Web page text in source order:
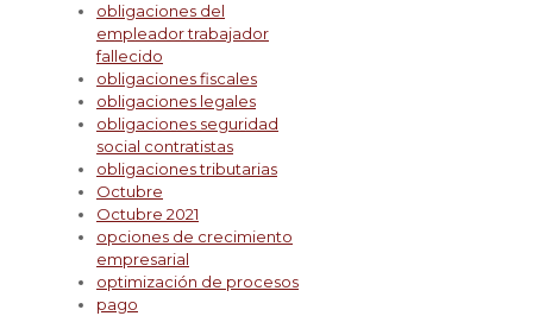
obligaciones del
empleador trabajador
fallecido
obligaciones fiscales
obligaciones legales
obligaciones seguridad
social contratistas
obligaciones tributarias
Octubre
Octubre 2021
opciones de crecimiento
empresarial
optimización de procesos
pago